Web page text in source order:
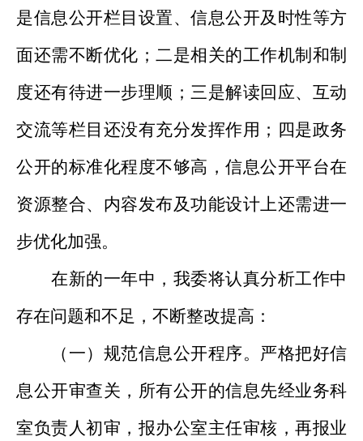
是信息公开栏目设置、信息公开及时性等方
面还需不断优化；二是相关的工作机制和制
度还有待进一步理顺；三是解读回应、互动
交流等栏目还没有充分发挥作用；四是政务
公开的标准化程度不够高，信息公开平台在
资源整合、内容发布及功能设计上还需进一
步优化加强。
在新的一年中，我委将认真分析工作中
存在问题和不足，不断整改提高：
（一）规范信息公开程序。严格把好信
息公开审查关，所有公开的信息先经业务科
室负责人初审，报办公室主任审核，再报业